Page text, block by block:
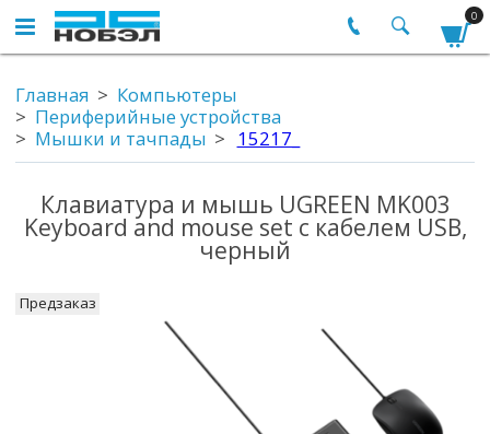
0
Главная
Компьютеры
Периферийные устройства
Мышки и тачпады
15217_
Клавиатура и мышь UGREEN MK003
Keyboard and mouse set с кабелем USB,
черный
Предзаказ